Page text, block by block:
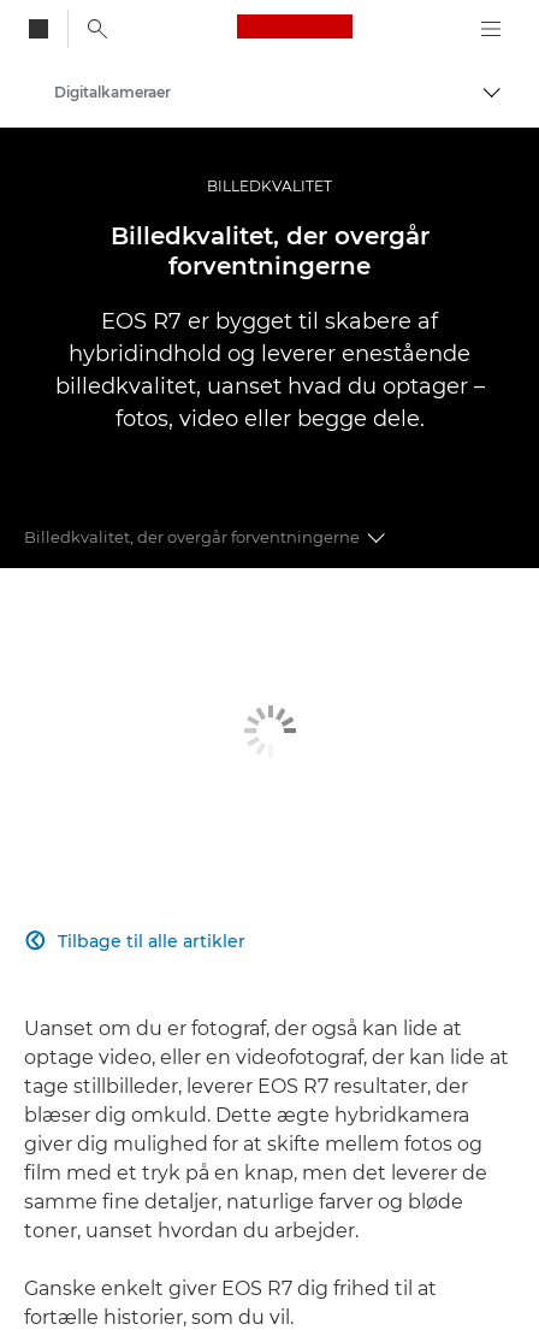
Canon Logo, back
Skift
Digitalkameraer
BILLEDKVALITET
Billedkvalitet, der overgår
forventningerne
EOS R7 er bygget til skabere af
hybridindhold og leverer enestående
billedkvalitet, uanset hvad du optager –
fotos, video eller begge dele.
Billedkvalitet, der overgår forventningerne
Tilbage til alle artikler

Uanset om du er fotograf, der også kan lide at
optage video, eller en videofotograf, der kan lide at
tage stillbilleder, leverer EOS R7 resultater, der
blæser dig omkuld. Dette ægte hybridkamera
giver dig mulighed for at skifte mellem fotos og
film med et tryk på en knap, men det leverer de
samme fine detaljer, naturlige farver og bløde
toner, uanset hvordan du arbejder.
Ganske enkelt giver EOS R7 dig frihed til at
fortælle historier, som du vil.